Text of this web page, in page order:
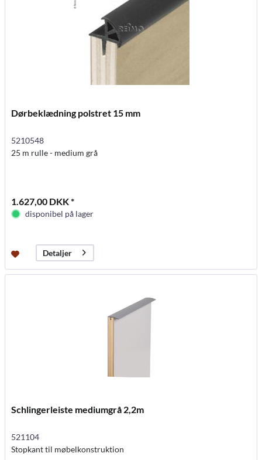
Dørbeklædning polstret 15 mm
5210548
25 m rulle - medium grå
1.627,00 DKK *
disponibel på lager
Detaljer
Schlingerleiste mediumgrå 2,2m
521104
Stopkant til møbelkonstruktion